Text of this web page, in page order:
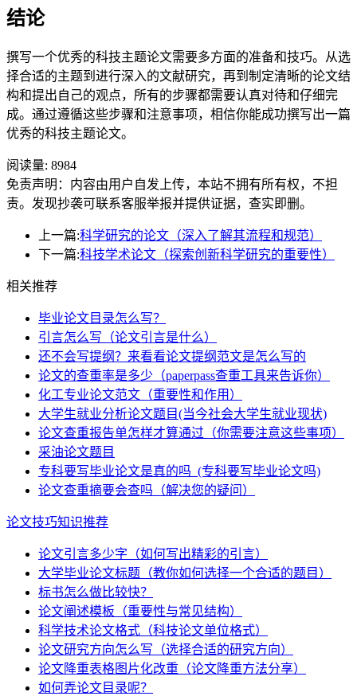
结论
撰写一个优秀的科技主题论文需要多方面的准备和技巧。从选
择合适的主题到进行深入的文献研究，再到制定清晰的论文结
构和提出自己的观点，所有的步骤都需要认真对待和仔细完
成。通过遵循这些步骤和注意事项，相信你能成功撰写出一篇
优秀的科技主题论文。
阅读量: 8984
免责声明：内容由用户自发上传，本站不拥有所有权，不担
责。发现抄袭可联系客服举报并提供证据，查实即删。
上一篇:科学研究的论文（深入了解其流程和规范）
下一篇:科技学术论文（探索创新科学研究的重要性）
相关推荐
毕业论文目录怎么写？
引言怎么写（论文引言是什么）
还不会写提纲？来看看论文提纲范文是怎么写的
论文的查重率是多少（paperpass查重工具来告诉你）
化工专业论文范文（重要性和作用）
大学生就业分析论文题目(当今社会大学生就业现状)
论文查重报告单怎样才算通过（你需要注意这些事项）
采油论文题目
专科要写毕业论文是真的吗_(专科要写毕业论文吗)
论文查重摘要会查吗（解决您的疑问）
论文技巧知识推荐
论文引言多少字（如何写出精彩的引言）
大学毕业论文标题（教你如何选择一个合适的题目）
标书怎么做比较快？
论文阐述模板（重要性与常见结构）
科学技术论文格式（科技论文单位格式）
论文研究方向怎么写（选择合适的研究方向）
论文降重表格图片化改重（论文降重方法分享）
如何弄论文目录呢？